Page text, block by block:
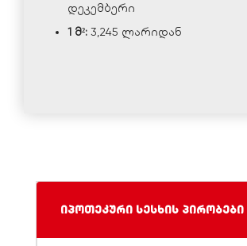
დეკემბერი
1 მ²: 3,245 ლარიდან
იპოთეკური სესხის პირობები